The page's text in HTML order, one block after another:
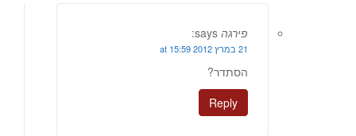
פירגה says:
21 במרץ 2012 at 15:59
הסתדר?
Reply